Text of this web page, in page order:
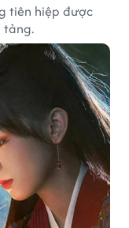
tiên hiệp được
tảng.